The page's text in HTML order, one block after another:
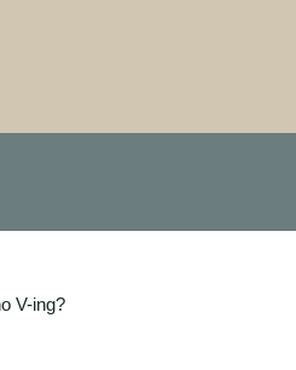
V-ing?